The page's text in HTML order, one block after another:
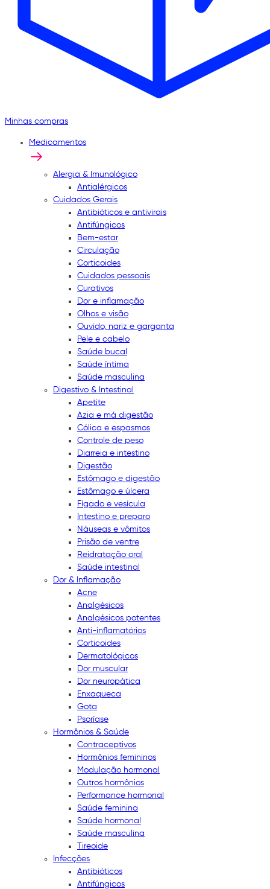
Minhas compras
Medicamentos
Alergia & Imunológico
Antialérgicos
Cuidados Gerais
Antibióticos e antivirais
Antifúngicos
Bem-estar
Circulação
Corticoides
Cuidados pessoais
Curativos
Dor e inflamação
Olhos e visão
Ouvido, nariz e garganta
Pele e cabelo
Saúde bucal
Saúde íntima
Saúde masculina
Digestivo & Intestinal
Apetite
Azia e má digestão
Cólica e espasmos
Controle de peso
Diarreia e intestino
Digestão
Estômago e digestão
Estômago e úlcera
Fígado e vesícula
Intestino e preparo
Náuseas e vômitos
Prisão de ventre
Reidratação oral
Saúde intestinal
Dor & Inflamação
Acne
Analgésicos
Analgésicos potentes
Anti-inflamatórios
Corticoides
Dermatológicos
Dor muscular
Dor neuropática
Enxaqueca
Gota
Psoríase
Hormônios & Saúde
Contraceptivos
Hormônios femininos
Modulação hormonal
Outros hormônios
Performance hormonal
Saúde feminina
Saúde hormonal
Saúde masculina
Tireoide
Infecções
Antibióticos
Antifúngicos